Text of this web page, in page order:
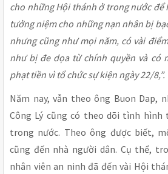
cho những Hội thánh ở trong nước
tưởng niệm cho những nạn nhân bị
nhưng cũng như mọi năm, có vài
như bị đe dọa từ chính quyền và có
phạt tiền vì tổ chức sự kiện ngày 22/8,”.
Năm nay, vẫn theo ông Buon Dap,
Công Lý cũng có theo dõi tình hình
trong nước. Theo ông được biết,
cũng đến nhà người dân. Cụ thể,
nhân viên an ninh đã đến vài Hội